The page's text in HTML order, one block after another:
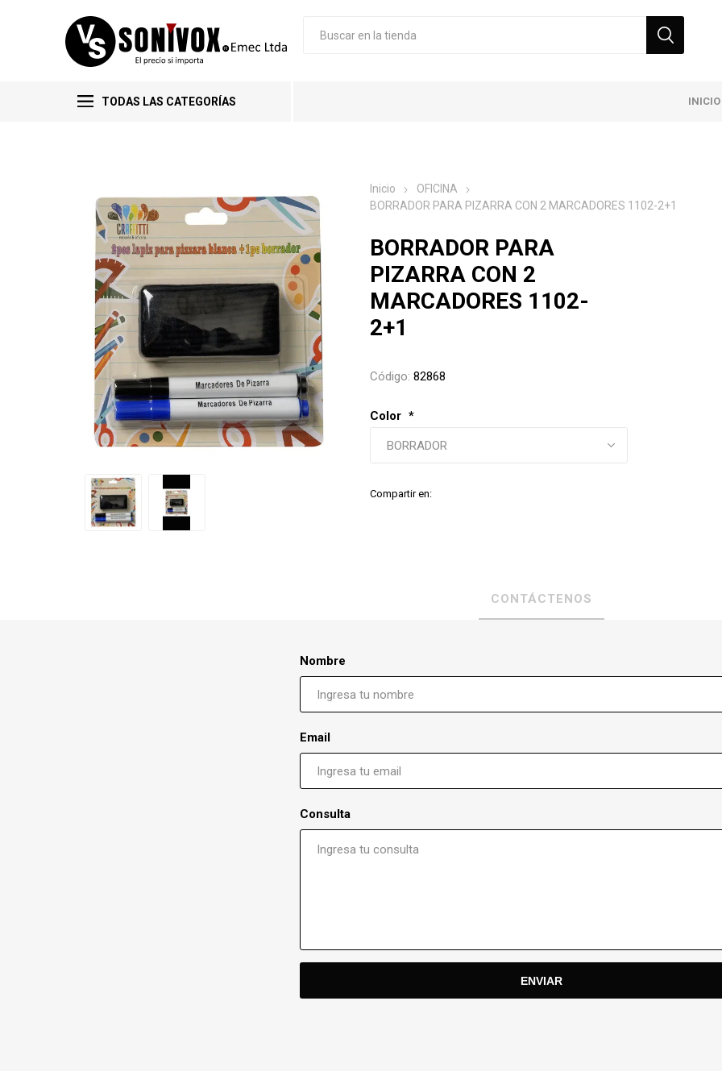
TODAS LAS CATEGORÍAS INICIO
Inicio
OFICINA
BORRADOR PARA PIZARRA CON 2 MARCADORES 1102-2+1
BORRADOR PARA
PIZARRA CON 2
MARCADORES 1102-
2+1
Código: 82868
Color *
Compartir en:
CONTÁCTENOS
Nombre
Email
Consulta